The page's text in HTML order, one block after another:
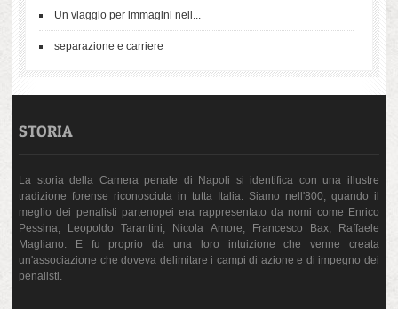
Un viaggio per immagini nell...
separazione e carriere
STORIA
La storia della Camera penale di Napoli si identifica con una illustre
tradizione forense riconosciuta in tutta Italia. Siamo nell'800, quando il
meglio dei penalisti partenopei era rappresentato da nomi come Enrico
Pessina, Leopoldo Tarantini, Nicola Amore, Francesco Bax, Raffaele
Magliano. E fu proprio da una loro intuizione che venne creata
un'associazione che doveva delimitare i campi di azione e di impegno dei
penalisti.